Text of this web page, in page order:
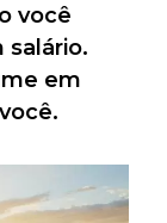
você
salário.
em